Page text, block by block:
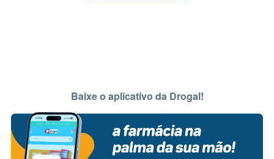
Baixe o aplicativo da Drogal!